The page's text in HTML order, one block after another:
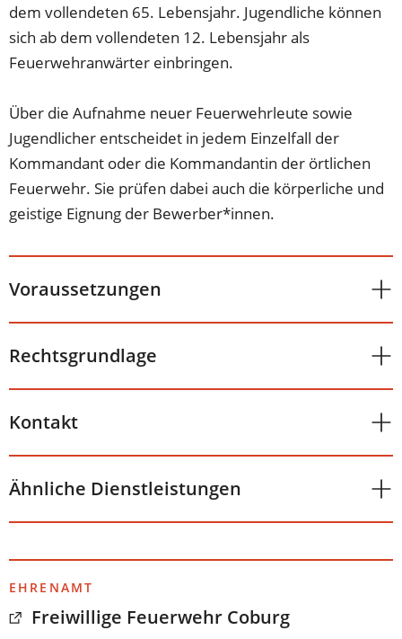
dem vollendeten 65. Lebensjahr. Jugendliche können
sich ab dem vollendeten 12. Lebensjahr als
Feuerwehranwärter einbringen.
Über die Aufnahme neuer Feuerwehrleute sowie
Jugendlicher entscheidet in jedem Einzelfall der
Kommandant oder die Kommandantin der örtlichen
Feuerwehr. Sie prüfen dabei auch die körperliche und
geistige Eignung der Bewerber*innen.
Voraussetzungen
Rechtsgrundlage
Kontakt
Ähnliche Dienstleistungen
EHRENAMT
Freiwillige Feuerwehr Coburg